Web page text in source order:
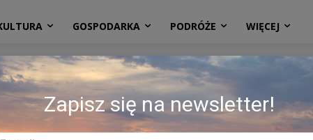
GOSPODARKA PODRÓŻE WIĘCEJ
Dinka / Saeima / Flickr
Zapisz się na newsletter!